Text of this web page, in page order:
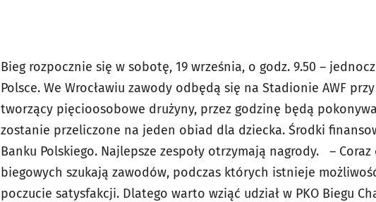
Bieg rozpocznie się w sobotę, 19 września, o godz. 9.50 –
Polsce. We Wrocławiu zawody odbędą się na Stadionie AWF
tworzący pięcioosobowe drużyny, przez godzinę będą
zostanie przeliczone na jeden obiad dla dziecka. Środki
Banku Polskiego. Najlepsze zespoły otrzymają nagrody. –
biegowych szukają zawodów, podczas których istnieje
poczucie satysfakcji. Dlatego warto wziąć udział w PKO Biegu